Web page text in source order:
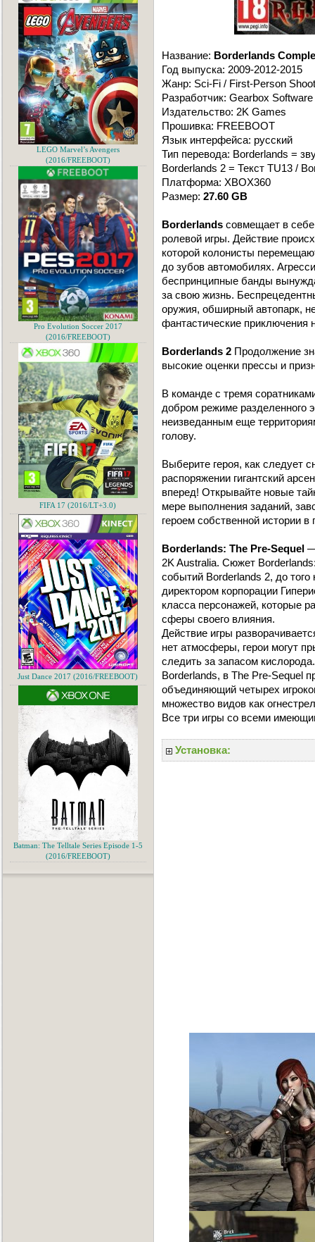
Название: Borderlands
Год выпуска: 2009-2012-2015
Жанр: Sci-Fi / First-Person
Разработчик: Gearbox Software
Издательство: 2K Games
Прошивка: FREEBOOT
Язык интерфейса: русский
Тип перевода: Borderlands =
Borderlands 2 = Текст TU13 /
Платформа: XBOX360
Размер: 27.60 GB
Borderlands совмещает в
ролевой игры. Действие
которой колонисты
до зубов автомобилях.
беспринципные банды
за свою жизнь.
оружия, обширный автопарк,
фантастические приключения
Borderlands 2 Продолжение
высокие оценки прессы и
В команде с тремя
добром режиме разделенного
неизведанным еще
голову.
Выберите героя, как следует
распоряжении гигантский
вперед! Открывайте новые
мере выполнения заданий,
героем собственной истории
Borderlands: The Pre-Sequel —
2K Australia. Сюжет
событий Borderlands 2, до
директором корпорации
класса персонажей, которые
сферы своего влияния.
Действие игры
нет атмосферы, герои могут
следить за запасом
Borderlands, в The Pre-Sequel
объединяющий четырех
множество видов как
Все три игры со всеми
Установка:
LEGO Marvel’s Avengers
(2016/FREEBOOT)
Pro Evolution Soccer 2017
(2016/FREEBOOT)
FIFA 17 (2016/LT+3.0)
Just Dance 2017 (2016/FREEBOOT)
Batman: The Telltale Series Episode 1-5
(2016/FREEBOOT)